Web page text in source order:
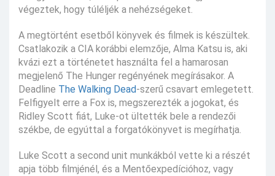
végeztek, hogy túléljék a nehézségeket.
A megtörtént esetből könyvek és filmek is készültek.
Csatlakozik a CIA korábbi elemzője, Alma Katsu is, aki
kvázi ezt a történetet használta fel a hamarosan
megjelenő The Hunger regényének megírásakor. A
Deadline The Walking Dead-szerű csavart emlegetett.
Felfigyelt erre a Fox is, megszerezték a jogokat, és
Ridley Scott fiát, Luke-ot ültették bele a rendezői
székbe, de egyúttal a forgatókönyvet is megírhatja.
Luke Scott a second unit munkákból vette ki a részét
apja több filmjénél, és a Mentőexpedícióhoz, vagy